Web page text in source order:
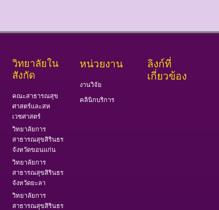
วิทยาลัยใน
สังกัด
คณะสาธารณสุข
ศาสตร์และสห
เวชศาสตร์
วิทยาลัยการ
สาธารณสุขสิรินธร
จังหวัดขอนแก่น
วิทยาลัยการ
สาธารณสุขสิรินธร
จังหวัดยะลา
วิทยาลัยการ
สาธารณสุขสิรินธร
หน่วยงาน
งานวิจัย
คลินิกบริการ
ลิงก์ที่
เกี่ยวข้อง